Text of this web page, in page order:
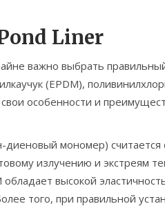
Liner
важно выбрать
(EPDM),
особенности и
диеновый мономер)
излучению и экстреям
высокой
того, при правильной